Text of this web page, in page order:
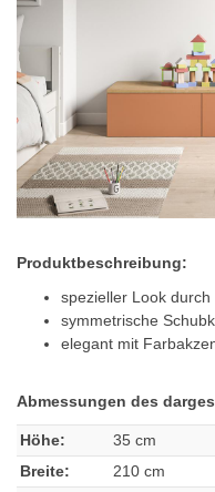
Produktbeschreibung:
spezieller Look
symmetrische
elegant mit
Abmessungen des
Höhe:
35 cm
Breite:
210 cm